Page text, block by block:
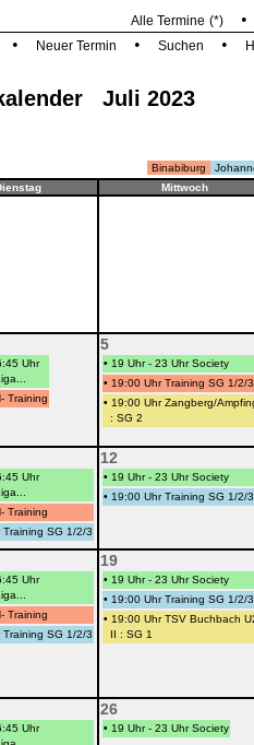
Alle Termine (*)
• Neuer Termin • Suchen •
Juli 2023
Binabiburg
Mittwoch
Uhr
Training
5
• 19 Uhr - 23 Uhr Society
• 19:00 Uhr Training SG 1/2/3
• 19:00 Uhr Zangberg/
: SG 2
Uhr
Training
Training SG 1/2/3
12
• 19 Uhr - 23 Uhr Society
• 19:00 Uhr Training SG 1/2/3
Uhr
Training
Training SG 1/2/3
19
• 19 Uhr - 23 Uhr Society
• 19:00 Uhr Training SG 1/2/3
• 19:00 Uhr TSV Buchbach
II : SG 1
Uhr
26
• 19 Uhr - 23 Uhr Society